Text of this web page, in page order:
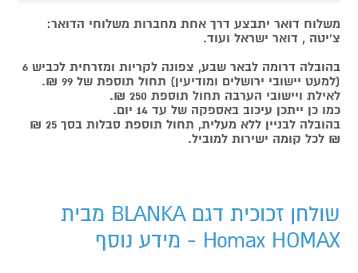
משלוח דואר יתבצע דרך אחת מחברות משלוחי הדואר:
צ'יטה , דואר ישראל ועוד.
בהובלה דרומה לבאר שבע, צפונה לקריות ומזרחית לכביש 6
(למעט יישובי ירושלים ומודיעין) תחול תוספת של 99 ₪.
לאילת ויישובי הערבה תחול תוספת 250 ₪.
כמו כן ייתכן עיכוב באספקה של עד 14 יום.
בהובלה לבניין ללא מעלית, תחול תוספת סבלות בסך 25 ₪
₪ לכל קומה ישירות למוביל.
שולחן זכוכית דגם BLANKA מבית
Homax HOMAX - מידע נוסף